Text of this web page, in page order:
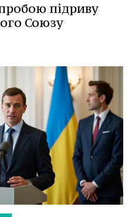
підриву
Союзу